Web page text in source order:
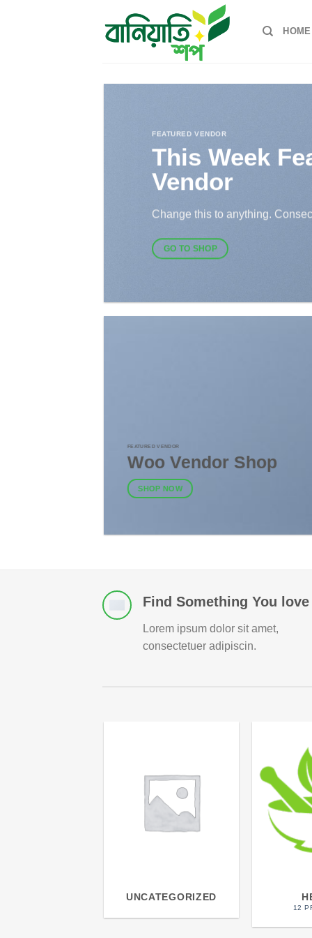
HOME
FEATURED VENDOR
This Week
Vendor
Change this to anything.
GO TO SHOP
FEATURED VENDOR
Woo Vendor Shop
SHOP NOW
Find Something You love
Lorem ipsum dolor sit amet,
consectetuer adipiscin.
UNCATEGORIZED
12